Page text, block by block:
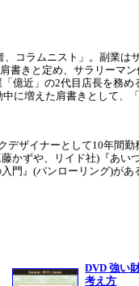
コラムニスト」。副業
きと定め、サラリーマ
億近」の2代目店長を務
に増えた肩書きとして
ザイナーとして10年間
かずや、リイド社)『あ
門』(パンローリング)があ
DVD 強い
考え方